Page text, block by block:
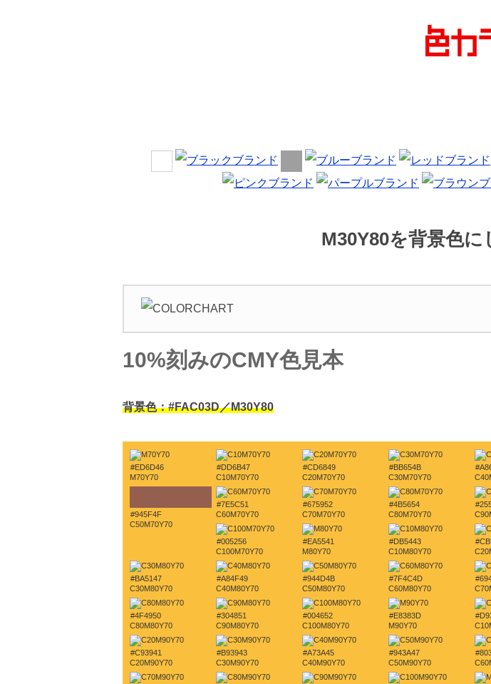
M30Y80を背景色に
10%刻みのCMY色見本
背景色：#FAC03D／M30Y80
#ED6D46
M70Y70
#DD6B47
C10M70Y70
#CD6849
C20M70Y70
#BB654B
C30M70Y70
#945F4F
C50M70Y70
#7E5C51
C60M70Y70
#675952
C70M70Y70
#4B5654
C80M70Y70
#005256
C100M70Y70
#EA5541
M80Y70
#DB5443
C10M80Y70
#BA5147
C30M80Y70
#A84F49
C40M80Y70
#944D4B
C50M80Y70
#7F4C4D
C60M80Y70
#4F4950
C80M80Y70
#304851
C90M80Y70
#004652
C100M80Y70
#E8383D
M90Y70
#C93941
C20M90Y70
#B93943
C30M90Y70
#A73A45
C40M90Y70
#943A47
C50M90Y70